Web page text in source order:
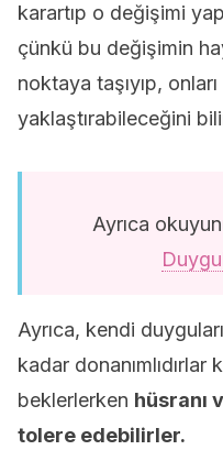
karartıp o değişimi
çünkü bu değişimin
noktaya taşıyıp,
yaklaştırabileceğini
Ayrıca
Ayrıca, kendi
kadar
beklerlerken hüsranı
tolere edebilirler.